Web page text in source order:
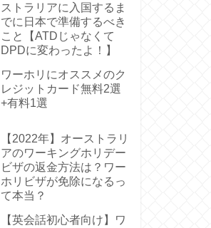
ストラリアに入国するま
でに日本で準備するべき
こと【ATDじゃなくて
DPDに変わったよ！】
ワーホリにオススメのク
レジットカード無料2選
+有料1選
【2022年】オーストラリ
アのワーキングホリデー
ビザの返金方法は？ワー
ホリビザが免除になるっ
て本当？
【英会話初心者向け】ワ